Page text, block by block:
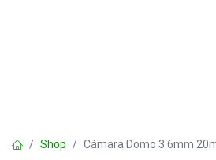
Shop Cámara Domo 3.6mm